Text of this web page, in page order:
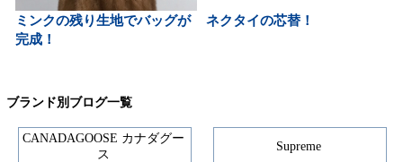
ミンクの残り生地でバッグが
完成！
ネクタイの芯替！
ブランド別ブログ一覧
CANADAGOOSE カナダグー
ス
Supreme